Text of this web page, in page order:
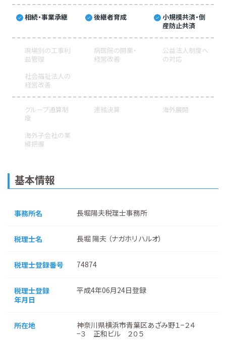
相続・事業承継 後継者育成
小規模共済・倒
産防止共済
現場別の工事利
益管理
病医院の開業・
経営改善
公益法人制度へ
の対応
社会福祉法人の
経営改善
グループ通算制
度
連結決算 海外展開
海外子会社の業
績把握
基本情報
事務所名 長堀陽夫税理士事務所
税理士名 長堀 陽夫 （ナガホリ ハルオ）
税理士登録番号 74874
税理士登録
年月日
平成4年06月24日登録
所在地
神奈川県横浜市青葉区あざみ野１−２４
−３ 正和ビル ２０５